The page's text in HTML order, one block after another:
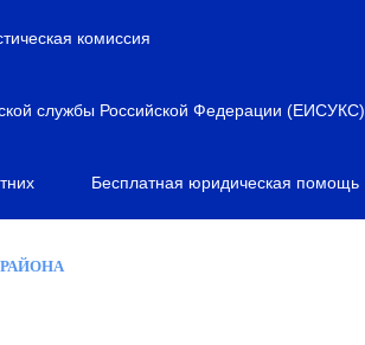
комиссия
службы Российской Федерации (ЕИСУКС)
Бесплатная юридическая помощь